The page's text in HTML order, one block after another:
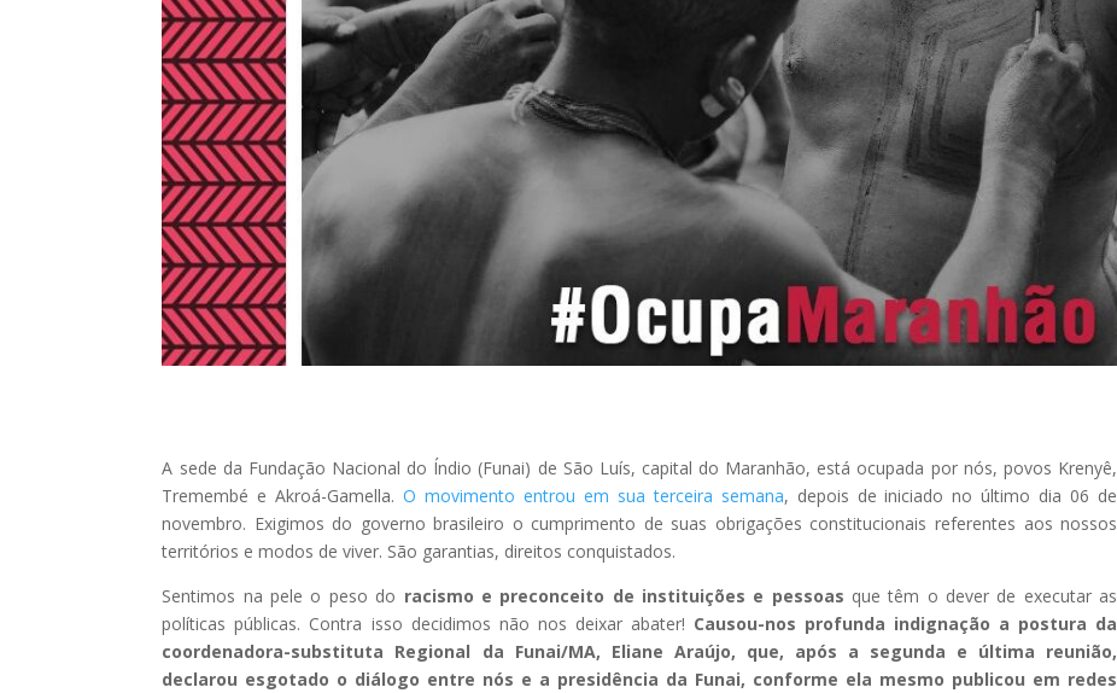
A sede da Fundação Nacional do Índio (Funai) de São Luís, capital do Maranhão, está ocupada por nós, povos Krenyê,
Tremembé e Akroá-Gamella.O movimento entrou em sua terceira semana, depois de iniciado no último dia 06 de
novembro. Exigimos do governo brasileiro o cumprimento de suas obrigações constitucionais referentes aos nossos
territórios e modos de viver. São garantias, direitos conquistados.
Sentimos na pele o peso do racismo e preconceito de instituições e pessoas que têm o dever de executar as
políticas públicas. Contra isso decidimos não nos deixar abater! Causou-nos profunda indignação a postura da
coordenadora-substituta Regional da Funai/MA, Eliane Araújo, que, após a segunda e última reunião,
declarou esgotado o diálogo entre nós e a presidência da Funai, conforme ela mesmo publicou em redes